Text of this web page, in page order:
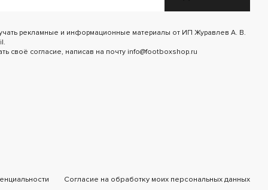
рекламные и информационные материалы от ИП Журавлев А. В.
своё согласие, написав на почту info@footboxshop.ru
Согласие на обработку моих персональных данных